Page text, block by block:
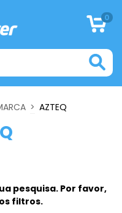
0
> AZTEQ
pesquisa. Por favor,
filtros.